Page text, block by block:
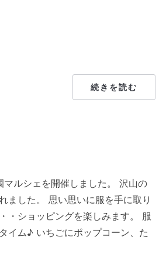
続きを読む
ルシェを開催しました。 沢山の
ました。 思い思いに服を手に取り
・ショッピングを楽しみます。 服
イム♪ いちごにポップコーン、た